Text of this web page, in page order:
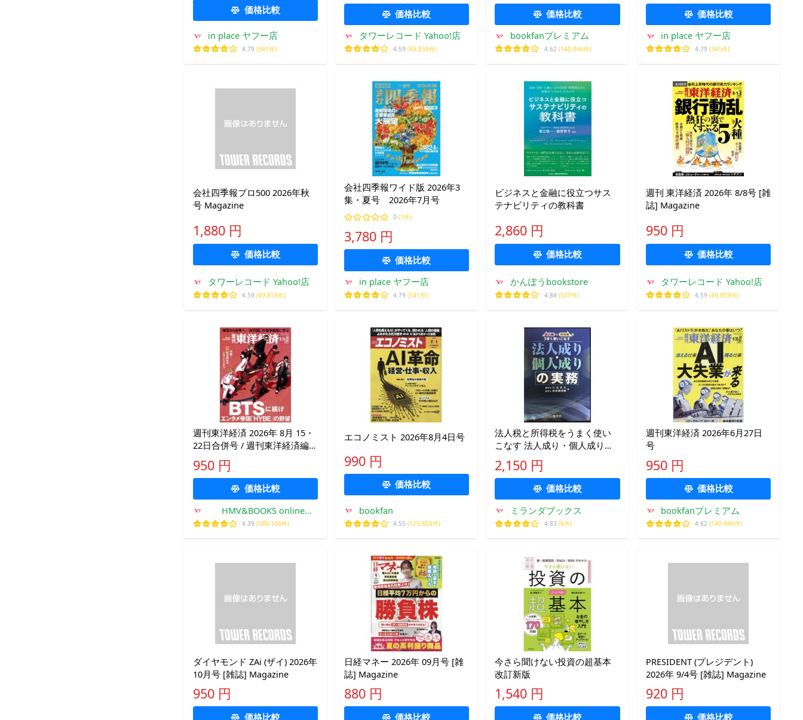
価格比較
in place ヤフー店
4.79 (341件)
価格比較
タワーレコード Yahoo!店
4.59 (49,859件)
価格比較
bookfanプレミアム
4.62 (140,946件)
価格比較
in place ヤフー店
4.79 (341件)
会社四季報プロ500 2026年秋
号 Magazine
1,880 円
価格比較
タワーレコード Yahoo!店
4.59 (49,859件)
会社四季報ワイド版 2026年3
集・夏号 2026年7月号
0 (1件)
3,780 円
価格比較
in place ヤフー店
4.79 (341件)
ビジネスと金融に役立つサス
テナビリティの教科書
2,860 円
価格比較
かんぽうbookstore
4.84(507件)
週刊 東洋経済 2026年 8/8号 [雑
誌] Magazine
950 円
価格比較
タワーレコード Yahoo!店
4.59 (49,859件)
週刊東洋経済 2026年 8月 15・
22日合併号 / 週刊東洋経済編集
部 〔雑誌〕
950 円
価格比較
HMV&BOOKS online
Yahoo!店
4.39 (180,106件)
エコノミスト 2026年8月4日号
990 円
価格比較
bookfan
4.55 (125,856件)
法人税と所得税をうまく使い
こなす 法人成り・個人成りの
実務
2,150 円
価格比較
ミランダブックス
4.83 (6件)
週刊東洋経済 2026年6月27日
号
950 円
価格比較
bookfanプレミアム
4.62 (140,946件)
ダイヤモンド ZAi (ザイ) 2026年
10月号 [雑誌] Magazine
950 円
価格比較
日経マネー 2026年 09月号 [雑
誌] Magazine
880 円
価格比較
今さら聞けない投資の超基本
改訂新版
1,540 円
価格比較
PRESIDENT (プレジデント)
2026年 9/4号 [雑誌] Magazine
920 円
価格比較